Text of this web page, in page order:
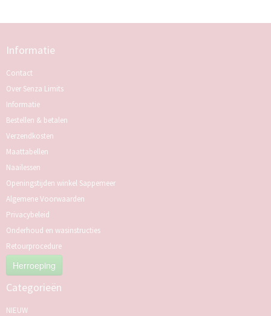
Informatie
Contact
Over Senza Limits
Informatie
Bestellen & betalen
Verzendkosten
Maattabellen
Naailessen
Openingstijden winkel Sappemeer
Algemene Voorwaarden
Privacybeleid
Onderhoud en wasinstructies
Retourprocedure
Herroeping
Categorieën
NIEUW